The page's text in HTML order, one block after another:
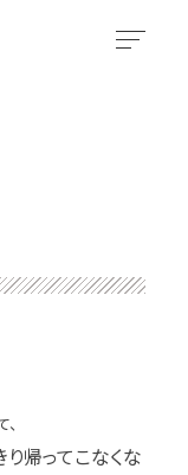
帰ってこなくな